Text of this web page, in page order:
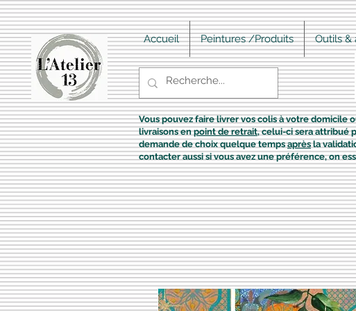
Accueil Peintures /Produits Outils &
Vous pouvez faire livrer vos colis à votre domicile
livraisons enpoint de retrait, celui-ci sera attribué
demande de choix quelque tempsaprèsla
contacter aussi si vous avez une préférence, on